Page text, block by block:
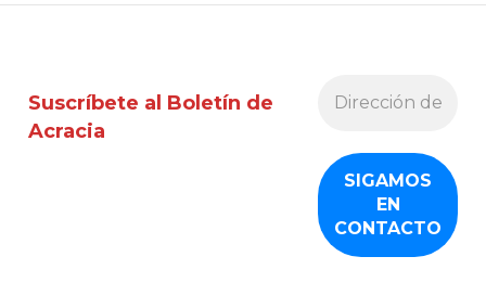
Suscríbete al Boletín de
Acracia